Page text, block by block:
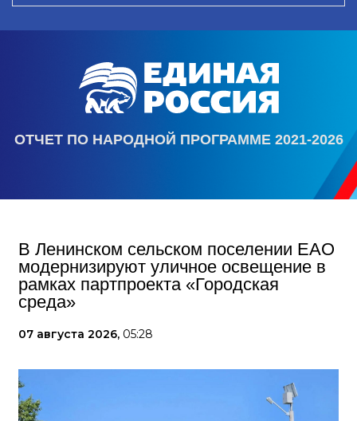
ОТЧЕТ ПО НАРОДНОЙ ПРОГРАММЕ 2021-2026
В Ленинском сельском поселении ЕАО
модернизируют уличное освещение в
рамках партпроекта «Городская
среда»
07 августа 2026, 05:28